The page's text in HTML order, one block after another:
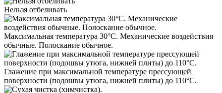
Нельзя отбеливать
Максимальная температура 30°С. Механические воздействия
обычные. Полоскание обычное.
Глажение при максимальной температуре прессующей
поверхности (подошвы утюга, нижней плиты) до 110°С.